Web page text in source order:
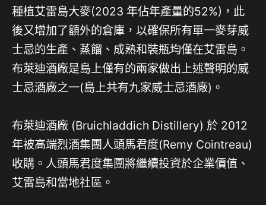
種植艾雷島大麥(2023 年佔年產量的52%)，此
後又增加了額外的倉庫，以確保所有單一麥芽威
士忌的生產、蒸餾、成熟和裝瓶均僅在艾雷島。
布萊迪酒廠是島上僅有的兩家做出上述聲明的威
士忌酒廠之一(島上共有九家威士忌酒廠)。
布萊迪酒廠 (Bruichladdich Distillery) 於 2012
年被高端烈酒集團人頭馬君度(Remy Cointreau)
收購。人頭馬君度集團將繼續投資於企業價值、
艾雷島和當地社區。